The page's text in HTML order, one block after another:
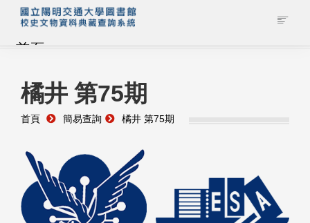
首頁
藏品查詢
校史館簡介
藏品清單全覽
資料調閱申請
橘井 第75期
首頁 簡易查詢 橘井 第75期